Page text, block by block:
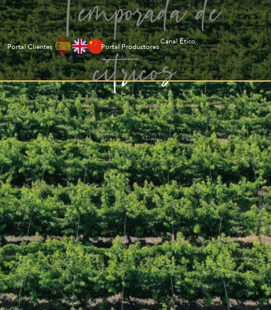
Portal Clientes Portal Productores
Canal Ético
cítricos